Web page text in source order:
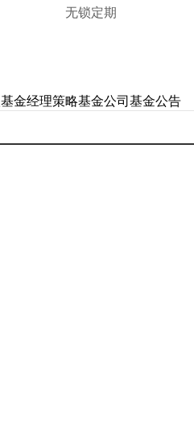
无锁定期
基金经理策略基金公司基金公告